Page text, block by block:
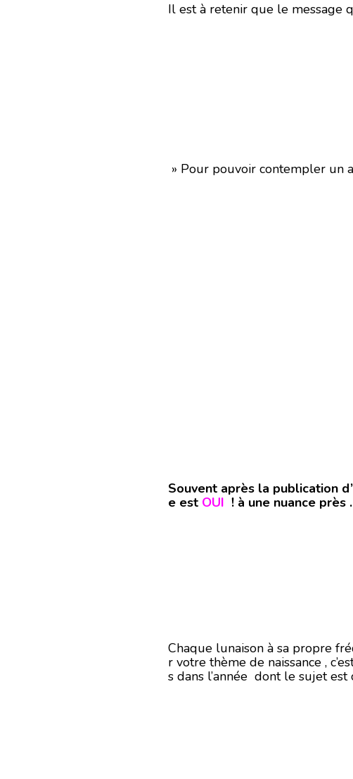
Il est à retenir que le message
» Pour pouvoir contempler un
Souvent après la publication
e est OUI ! à une nuance près
Chaque lunaison à sa propre
r votre thème de naissance ,
s dans l’année dont le sujet est